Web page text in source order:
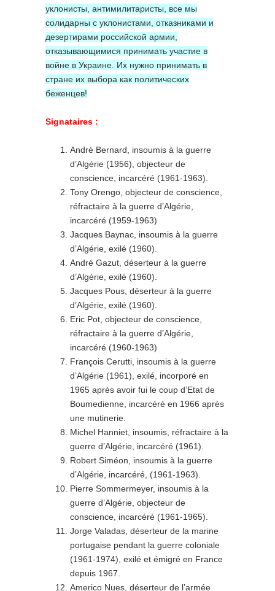
уклонисты, антимилитаристы, все мы
солидарны с уклонистами, отказниками и
дезертирами российской армии,
отказывающимися принимать участие в
войне в Украине. Их нужно принимать в
стране их выбора как политических
беженцев!
Signataires :
André Bernard, insoumis à la guerre
d’Algérie (1956), objecteur de
conscience, incarcéré (1961-1963).
Tony Orengo, objecteur de conscience,
réfractaire à la guerre d’Algérie,
incarcéré (1959-1963)
Jacques Baynac, insoumis à la guerre
d’Algérie, exilé (1960).
André Gazut, déserteur à la guerre
d’Algérie, exilé (1960).
Jacques Pous, déserteur à la guerre
d’Algérie, exilé (1960).
‌Eric Pot, objecteur de conscience,
réfractaire à la guerre d’Algérie,
incarcéré (1960-1963)
François Cerutti, insoumis à la guerre
d’Algérie (1961), exilé, incorporé en
1965 après avoir fui le coup d’Etat de
Boumedienne, incarcéré en 1966 après
une mutinerie.
Michel Hanniet, insoumis, réfractaire à la
guerre d’Algérie, incarcéré (1961).
Robert Siméon, insoumis à la guerre
d’Algérie, incarcéré, (1961-1963).
Pierre Sommermeyer, insoumis à la
guerre d’Algérie, objecteur de
conscience, incarcéré (1961-1965).
Jorge Valadas, déserteur de la marine
portugaise pendant la guerre coloniale
(1961-1974), exilé et émigré en France
depuis 1967.
Americo Nues, déserteur de l’armée